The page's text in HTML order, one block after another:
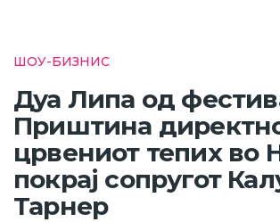
ШОУ-БИЗНИС
Дуа Липа од
Приштина
црвениот тепих во
покрај сопругот
Тарнер